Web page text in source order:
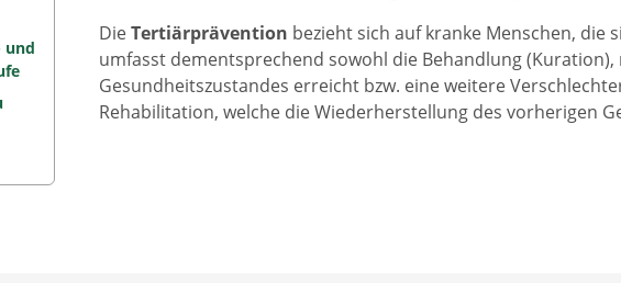
und
DieTertiärprävention bezieht sich auf kranke Menschen, die
umfasst dementsprechend sowohl die Behandlung
Gesundheitszustandes erreicht bzw. eine weitere
Rehabilitation, welche die Wiederherstellung des vorherigen